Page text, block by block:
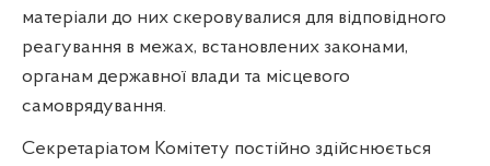
матеріали до них скеровувалися для відповідного
реагування в межах, встановлених законами,
органам державної влади та місцевого
самоврядування.
Секретаріатом Комітету постійно здійснюється